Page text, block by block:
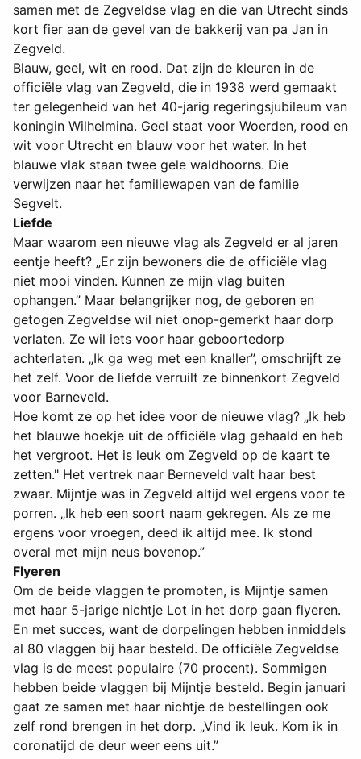
samen met de Zegveldse vlag en die van Utrecht sinds
kort fier aan de gevel van de bakkerij van pa Jan in
Zegveld.
Blauw, geel, wit en rood. Dat zijn de kleuren in de
officiële vlag van Zegveld, die in 1938 werd gemaakt
ter gelegenheid van het 40-jarig regeringsjubileum van
koningin Wilhelmina. Geel staat voor Woerden, rood en
wit voor Utrecht en blauw voor het water. In het
blauwe vlak staan twee gele waldhoorns. Die
verwijzen naar het familiewapen van de familie
Segvelt.
Liefde
Maar waarom een nieuwe vlag als Zegveld er al jaren
eentje heeft? „Er zijn bewoners die de officiële vlag
niet mooi vinden. Kunnen ze mijn vlag buiten
ophangen.” Maar belangrijker nog, de geboren en
getogen Zegveldse wil niet onop-gemerkt haar dorp
verlaten. Ze wil iets voor haar geboortedorp
achterlaten. „Ik ga weg met een knaller”, omschrijft ze
het zelf. Voor de liefde verruilt ze binnenkort Zegveld
voor Barneveld.
Hoe komt ze op het idee voor de nieuwe vlag? „Ik heb
het blauwe hoekje uit de officiële vlag gehaald en heb
het vergroot. Het is leuk om Zegveld op de kaart te
zetten." Het vertrek naar Berneveld valt haar best
zwaar. Mijntje was in Zegveld altijd wel ergens voor te
porren. „Ik heb een soort naam gekregen. Als ze me
ergens voor vroegen, deed ik altijd mee. Ik stond
overal met mijn neus bovenop.”
Flyeren
Om de beide vlaggen te promoten, is Mijntje samen
met haar 5-jarige nichtje Lot in het dorp gaan flyeren.
En met succes, want de dorpelingen hebben inmiddels
al 80 vlaggen bij haar besteld. De officiële Zegveldse
vlag is de meest populaire (70 procent). Sommigen
hebben beide vlaggen bij Mijntje besteld. Begin januari
gaat ze samen met haar nichtje de bestellingen ook
zelf rond brengen in het dorp. „Vind ik leuk. Kom ik in
coronatijd de deur weer eens uit.”